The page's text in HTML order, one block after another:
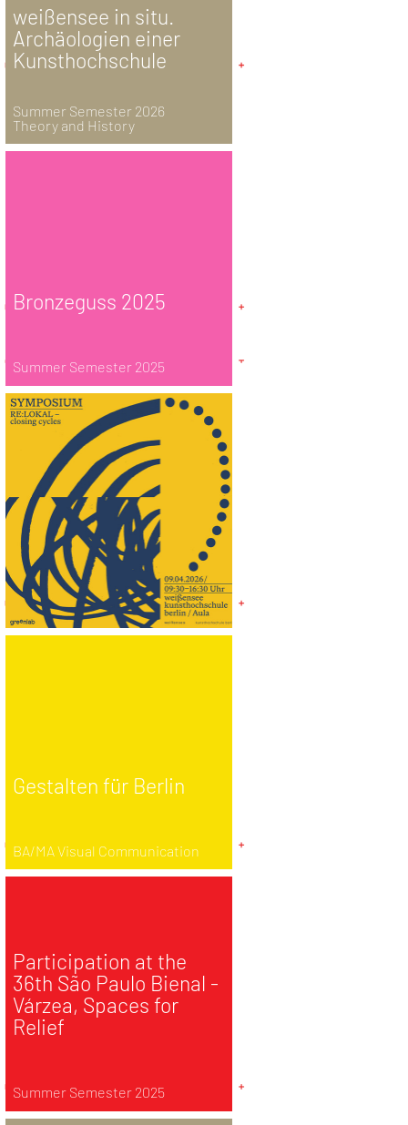
weißensee in situ.
Archäologien einer
Kunsthochschule
Summer Semester 2026
Theory and History
Bronzeguss 2025
Summer Semester 2025
Gestalten für Berlin
BA/MA Visual Communication
Participation at the
36th São Paulo Bienal -
Várzea, Spaces for
Relief
Summer Semester 2025